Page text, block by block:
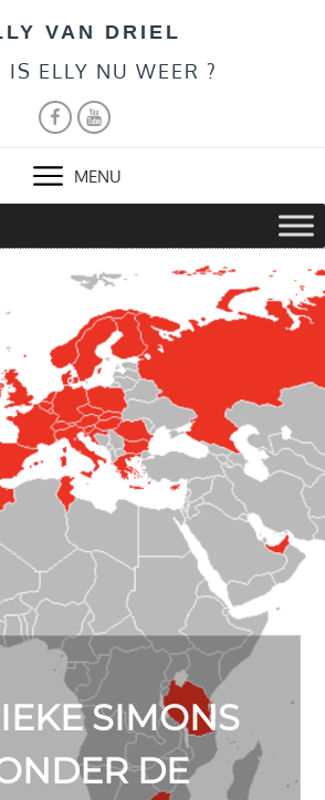
VAN DRIEL
IS ELLY NU WEER ?
FACEBOOK
YOUTUBE
MENU
SIMONS
DE